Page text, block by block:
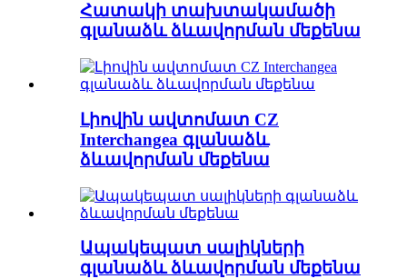
Հատակի տախտակամածի
գլանաձև ձևավորման մեքենա
Լիովին ավտոմատ CZ
Interchangea գլանաձև
ձևավորման մեքենա
Ապակեպատ սալիկների
գլանաձև ձևավորման մեքենա